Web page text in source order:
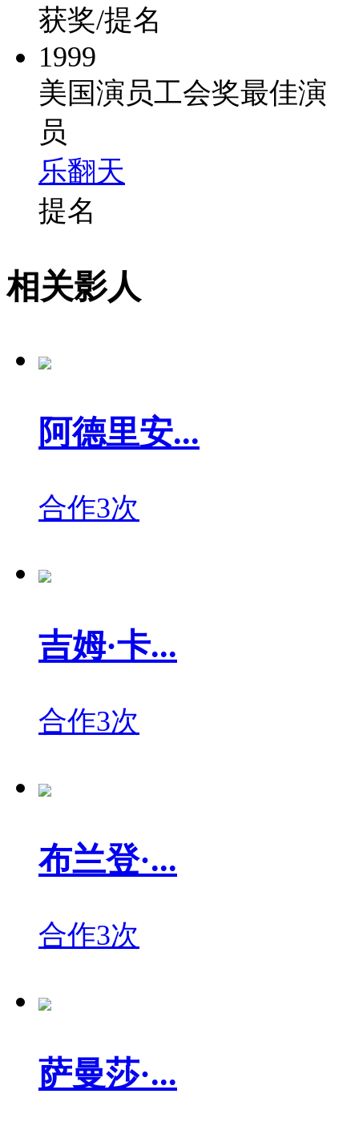
获奖/提名
1999
美国演员工会奖最佳演
员
乐翻天
提名
相关影人
阿德里安...
合作3次
吉姆·卡...
合作3次
布兰登·...
合作3次
萨曼莎·...